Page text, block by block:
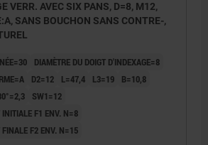
VERR. AVEC SIX PANS, D=8, M12,
SANS BOUCHON SANS CONTRE-,
DIAMÈTRE DU DOIGT D'INDEXAGE=8
D2=12 L=47,4 L3=19
B=10,8
SW1=12
INITIALE F1 ENV. N=8
FINALE F2 ENV. N=15